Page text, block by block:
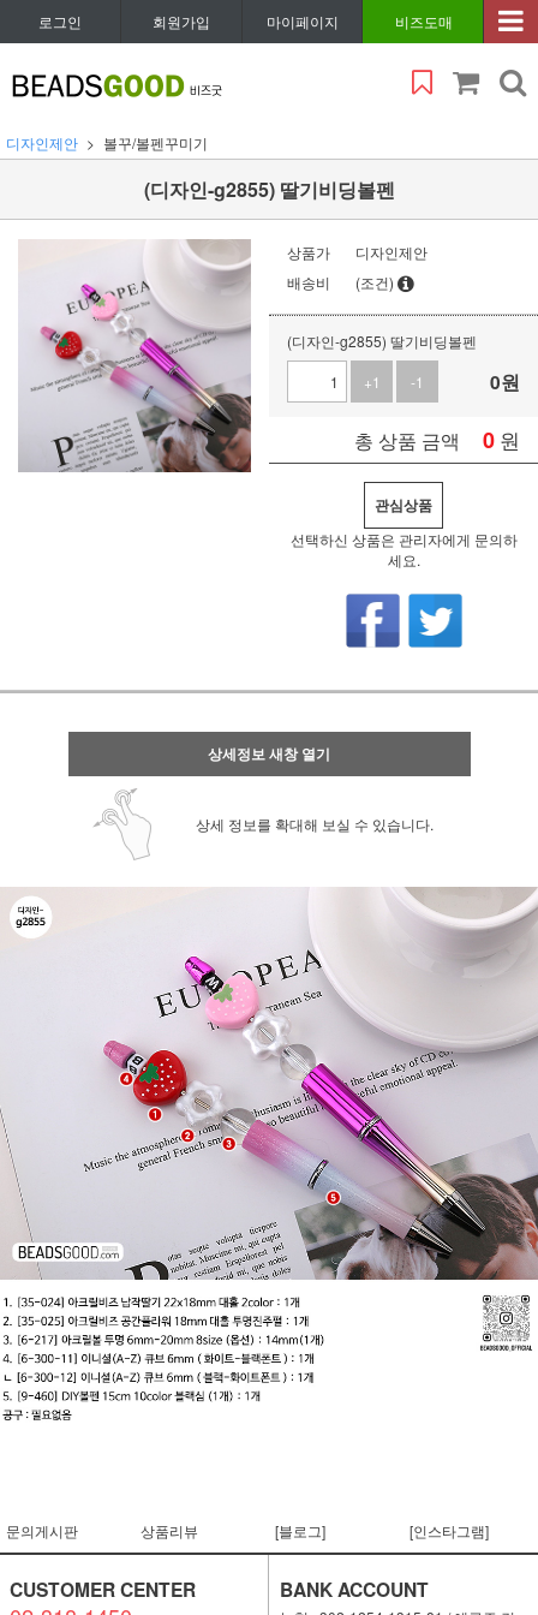
로그인 회원가입 마이페이지 비즈도매
디자인제안 볼꾸/볼펜꾸미기
(디자인-g2855) 딸기비딩볼펜
상품가
디자인제안
배송비
(조건)
(디자인-g2855) 딸기비딩볼펜
+1
-1 0원
총 상품 금액 0 원
관심상품
선택하신 상품은 관리자에게 문의하
세요.
상세정보 새창 열기
상세 정보를 확대해 보실 수 있습니다.
문의게시판 상품리뷰 [블로그] [인스타그램]
CUSTOMER CENTER BANK ACCOUNT